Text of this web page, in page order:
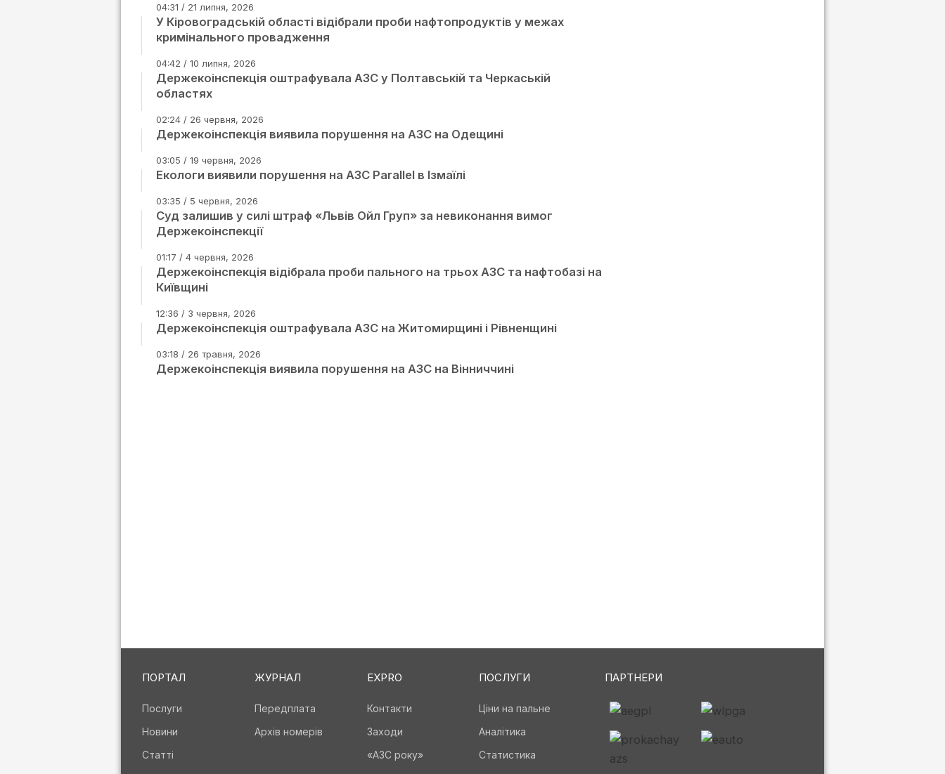
04:31 / 21 липня, 2026
У Кіровоградській області відібрали проби нафтопродуктів у межах
кримінального провадження
04:42 / 10 липня, 2026
Держекоінспекція оштрафувала АЗС у Полтавській та Черкаській
областях
02:24 / 26 червня, 2026
Держекоінспекція виявила порушення на АЗС на Одещині
03:05 / 19 червня, 2026
Екологи виявили порушення на АЗС Parallel в Ізмаїлі
03:35 / 5 червня, 2026
Суд залишив у силі штраф «Львів Ойл Груп» за невиконання вимог
Держекоінспекції
01:17 / 4 червня, 2026
Держекоінспекція відібрала проби пального на трьох АЗС та нафтобазі на
Київщині
12:36 / 3 червня, 2026
Держекоінспекція оштрафувала АЗС на Житомирщині і Рівненщині
03:18 / 26 травня, 2026
Держекоінспекція виявила порушення на АЗС на Вінниччині
ПОРТАЛ
Послуги
Новини
Статті
ЖУРНАЛ
Передплата
Архів номерів
EXPRO
Контакти
Заходи
«АЗС року»
ПОСЛУГИ
Ціни на пальне
Аналітика
Статистика
ПАРТНЕРИ